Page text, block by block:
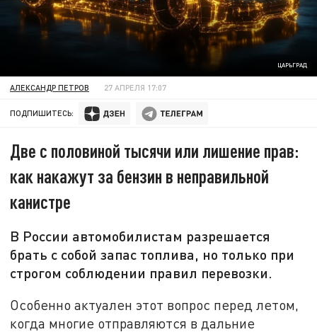
ЦАРЬГРАД
АЛЕКСАНДР ПЕТРОВ 27 АПРЕЛЯ 17:07
ПОДПИШИТЕСЬ:
Две с половиной тысячи или лишение прав:
как накажут за бензин в неправильной
канистре
В России автомобилистам разрешается
брать с собой запас топлива, но только при
строгом соблюдении правил перевозки.
Особенно актуален этот вопрос перед летом,
когда многие отправляются в дальние